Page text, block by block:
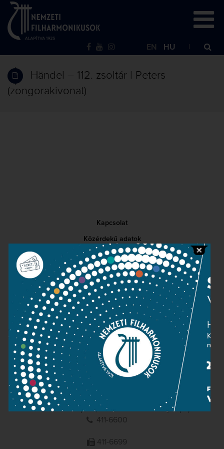
EN HU
Händel – 112. zsoltár | Peters
(zongorakivonat)
Kapcsolat
Közérdekű adatok
Sajtószoba
Adatvédelem
Impresszum
NEMZETI
FILHARMONIKUSOK
1095 Budapest, Komor Marcell u. 1. (Müpa)
411-6600
411-6699